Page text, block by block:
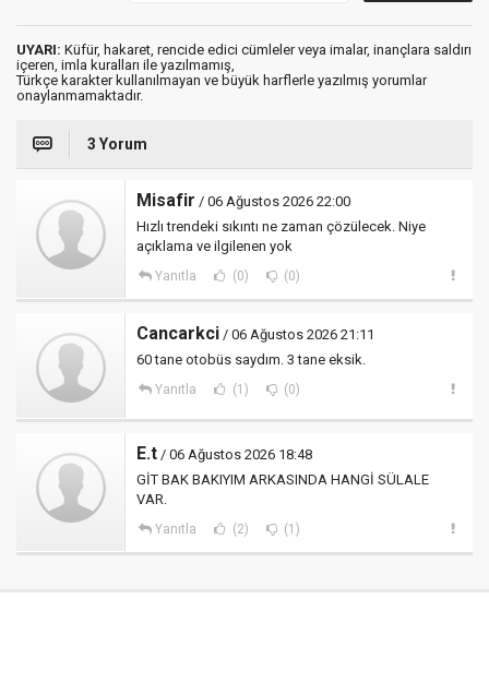
UYARI: Küfür, hakaret, rencide edici cümleler veya imalar, inançlara saldırı
içeren, imla kuralları ile yazılmamış,
Türkçe karakter kullanılmayan ve büyük harflerle yazılmış yorumlar
onaylanmamaktadır.
3 Yorum
Misafir / 06 Ağustos 2026 22:00
Hızlı trendeki sıkıntı ne zaman çözülecek. Niye
açıklama ve ilgilenen yok
Yanıtla (0) (0)
Cancarkci / 06 Ağustos 2026 21:11
60 tane otobüs saydım. 3 tane eksik.
Yanıtla (1) (0)
E.t / 06 Ağustos 2026 18:48
GİT BAK BAKIYIM ARKASINDA HANGİ SÜLALE
VAR.
Yanıtla (2) (1)